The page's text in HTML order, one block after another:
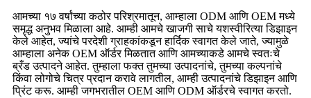
आमच्या १७ वर्षांच्या कठोर परिश्रमातून, आम्हाला ODM आणि OEM मध्ये
समृद्ध अनुभव मिळाला आहे. आम्ही आमचे खाजगी साचे यशस्वीरित्या डिझाइन
केले आहेत, ज्यांचे परदेशी ग्राहकांकडून हार्दिक स्वागत केले जाते, ज्यामुळे
आम्हाला अनेक OEM ऑर्डर मिळतात आणि आमच्याकडे आमचे स्वतःचे
ब्रँड उत्पादने आहेत. तुम्हाला फक्त तुमच्या उत्पादनांचे, तुमच्या कल्पनांचे
किंवा लोगोचे चित्र प्रदान करावे लागतील, आम्ही उत्पादनांचे डिझाइन आणि
प्रिंट करू. आम्ही जगभरातील OEM आणि ODM ऑर्डरचे स्वागत करतो.